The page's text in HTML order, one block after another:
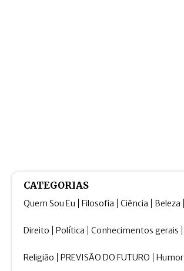
CATEGORIAS
Quem Sou Eu Filosofia Ciência Beleza
Direito Política Conhecimentos gerais
Religião PREVISÃO DO FUTURO Humor